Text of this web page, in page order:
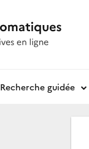
Recherche guidée